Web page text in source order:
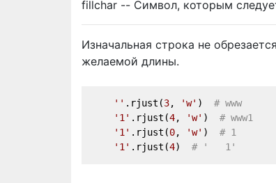
fillchar -- Символ, которым
Изначальная строка не
желаемой длины.
'' .rjust(3, 'w' ) # www
'1' .rjust(4, 'w' ) # www1
'1' .rjust(0, 'w' ) # 1
'1' .rjust(4) # '   1'